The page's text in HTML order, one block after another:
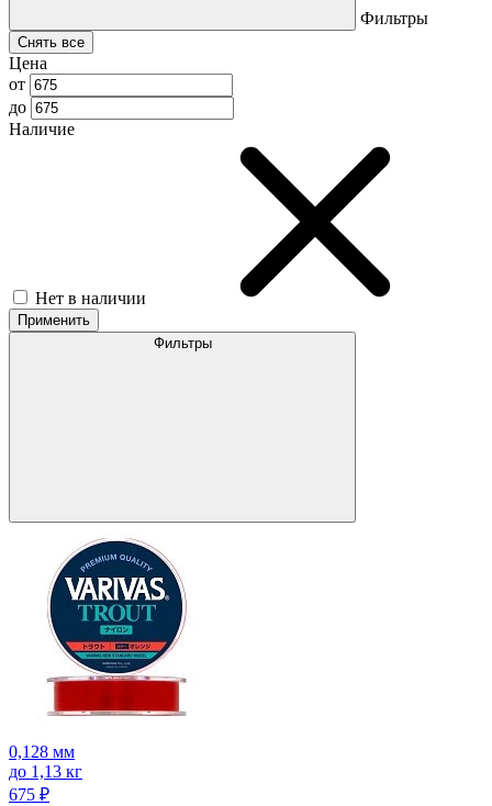
Фильтры
Снять все
Цена
от
до
Наличие
Нет в наличии
Применить
Фильтры
0,128 мм
до 1,13 кг
675 ₽